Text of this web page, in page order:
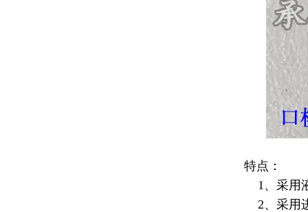
特点：
1、采用
2、采用